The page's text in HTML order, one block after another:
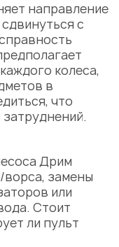
направление
с
колеса,
в
что
затруднений.
Дрим
ворса, замены
или
Стоит
ли пульт